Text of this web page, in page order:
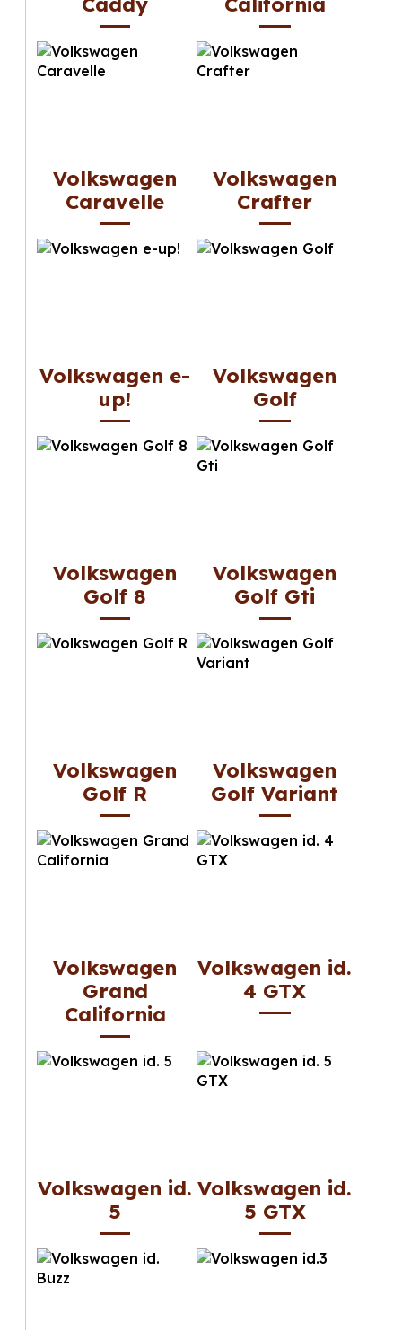
Volkswagen
Caravelle
Volkswagen
Crafter
Volkswagen e-
up!
Volkswagen
Golf
Volkswagen
Golf 8
Volkswagen
Golf Gti
Volkswagen
Golf R
Volkswagen
Golf Variant
Volkswagen
Grand
California
Volkswagen id.
4 GTX
Volkswagen id.
5
Volkswagen id.
5 GTX